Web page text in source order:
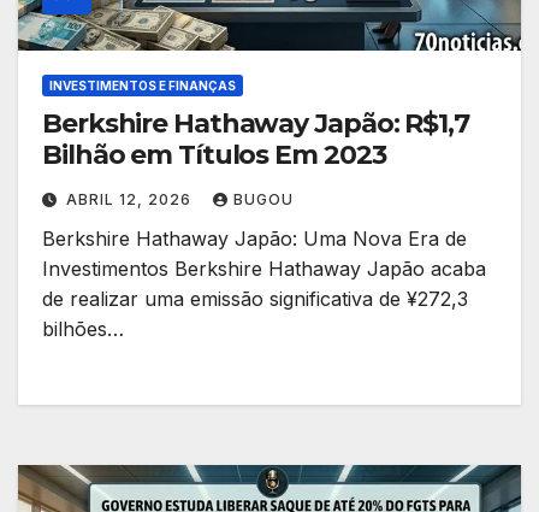
INVESTIMENTOS E FINANÇAS
Berkshire Hathaway Japão: R$1,7
Bilhão em Títulos Em 2023
ABRIL 12, 2026 BUGOU
Berkshire Hathaway Japão: Uma Nova Era de
Investimentos Berkshire Hathaway Japão acaba
de realizar uma emissão significativa de ¥272,3
bilhões…